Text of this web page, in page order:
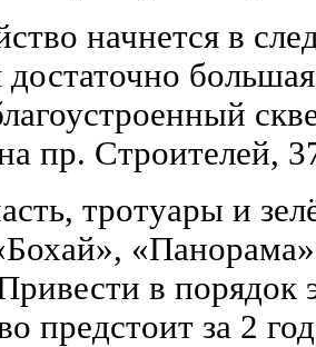
начнется в
пр. Строителей,
тротуары и
в порядок
предстоит за 2